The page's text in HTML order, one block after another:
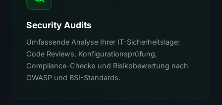
Security Audits
Umfassende Analyse Ihrer IT-Sicherheitslage:
Code Reviews, Konfigurationsprüfung,
Compliance-Checks und Risikobewertung nach
OWASP und BSI-Standards.